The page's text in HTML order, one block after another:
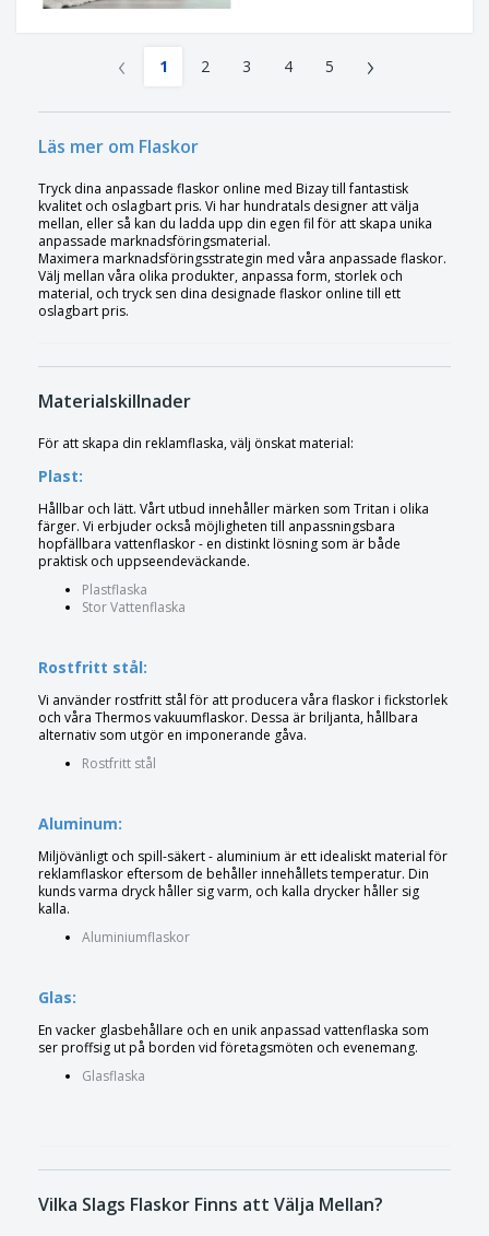
‹ 1 2 3 4 5 ›
Läs mer om Flaskor
Tryck dina anpassade flaskor online med Bizay till fantastisk
kvalitet och oslagbart pris. Vi har hundratals designer att välja
mellan, eller så kan du ladda upp din egen fil för att skapa unika
anpassade marknadsföringsmaterial.
Maximera marknadsföringsstrategin med våra anpassade flaskor.
Välj mellan våra olika produkter, anpassa form, storlek och
material, och tryck sen dina designade flaskor online till ett
oslagbart pris.
Materialskillnader
För att skapa din reklamflaska, välj önskat material:
Plast:
Hållbar och lätt. Vårt utbud innehåller märken som Tritan i olika
färger. Vi erbjuder också möjligheten till anpassningsbara
hopfällbara vattenflaskor - en distinkt lösning som är både
praktisk och uppseendeväckande.
Plastflaska
Stor Vattenflaska
Rostfritt stål:
Vi använder rostfritt stål för att producera våra flaskor i fickstorlek
och våra Thermos vakuumflaskor. Dessa är briljanta, hållbara
alternativ som utgör en imponerande gåva.
Rostfritt stål
Aluminum:
Miljövänligt och spill-säkert - aluminium är ett idealiskt material för
reklamflaskor eftersom de behåller innehållets temperatur. Din
kunds varma dryck håller sig varm, och kalla drycker håller sig
kalla.
Aluminiumflaskor
Glas:
En vacker glasbehållare och en unik anpassad vattenflaska som
ser proffsig ut på borden vid företagsmöten och evenemang.
Glasflaska
Vilka Slags Flaskor Finns att Välja Mellan?